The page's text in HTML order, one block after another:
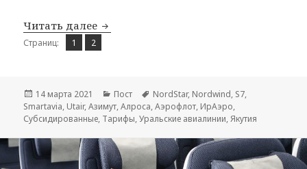
Читать далее Субсидированные билеты на 2021 год
Страниц: Страница
1 ,
Страница
2
Опубликовано
14 марта 2021 Рубрики
Пост Метки
NordStar, Nordwind, S7,
Smartavia, Utair,Азимут,Алроса,Аэрофлот, ИрАэро,
Субсидированные, Тарифы,Уральские авиалинии,Якутия